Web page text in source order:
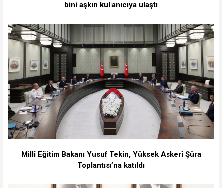
bini aşkın kullanıcıya ulaştı
Millî Eğitim Bakanı Yusuf Tekin, Yüksek Askerî Şûra
Toplantısı’na katıldı